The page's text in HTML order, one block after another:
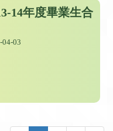
14年度畢業生合
04-03